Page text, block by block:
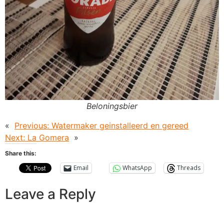
Beloningsbier
« Previous: Watermaker geinstalleerd en gereed
Next: La Gomera »
Share this:
Email WhatsApp Threads
Leave a Reply